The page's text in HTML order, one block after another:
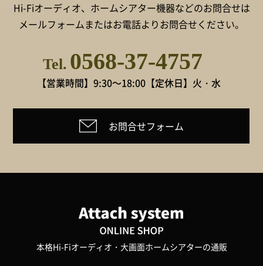
Hi-Fiオーディオ、ホームシアター機器などのお問合せは
メールフォームまたはお電話よりお問合せください。
Tel. 0568-37-4757
【営業時間】9:30～18:00【定休日】火・水
お問合せフォーム
本格Hi-Fiオーディオ・大画面ホームシアターの通販